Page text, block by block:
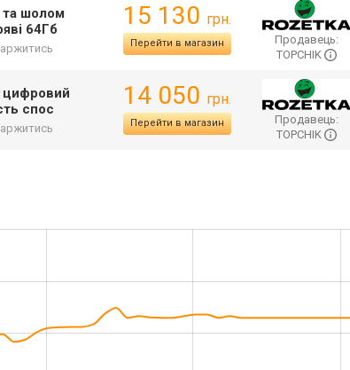
та шолом
64Гб
15 130 грн.
Перейти в магазин
Продавець:
TOPCHIK
цифровий
спос
14 050 грн.
Перейти в магазин
Продавець:
TOPCHIK